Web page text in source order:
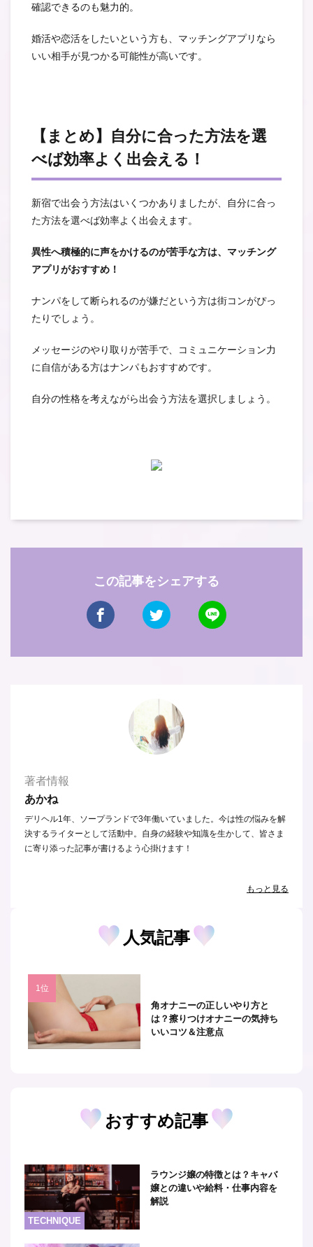
確認できるのも魅力的。
婚活や恋活をしたいという方も、マッチングアプリなら
いい相手が見つかる可能性が高いです。
【まとめ】自分に合った方法を選
べば効率よく出会える！
新宿で出会う方法はいくつかありましたが、自分に合っ
た方法を選べば効率よく出会えます。
異性へ積極的に声をかけるのが苦手な方は、マッチング
アプリがおすすめ！
ナンパをして断られるのが嫌だという方は街コンがぴっ
たりでしょう。
メッセージのやり取りが苦手で、コミュニケーション力
に自信がある方はナンパもおすすめです。
自分の性格を考えながら出会う方法を選択しましょう。
この記事をシェアする
著者情報
あかね
デリヘル1年、ソープランドで3年働いていました。今は性の悩みを解
決するライターとして活動中。自身の経験や知識を生かして、皆さま
に寄り添った記事が書けるよう心掛けます！
もっと見る
人気記事
角オナニーの正しいやり方と
は？擦りつけオナニーの気持ち
いいコツ＆注意点
おすすめ記事
TECHNIQUE
ラウンジ嬢の特徴とは？キャバ
嬢との違いや給料・仕事内容を
解説